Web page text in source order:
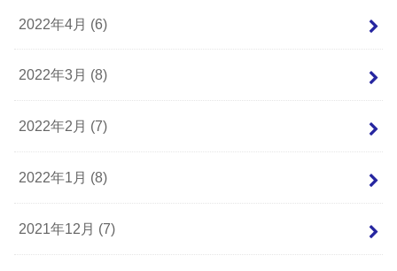
2022年4月 (6)
2022年3月 (8)
2022年2月 (7)
2022年1月 (8)
2021年12月 (7)